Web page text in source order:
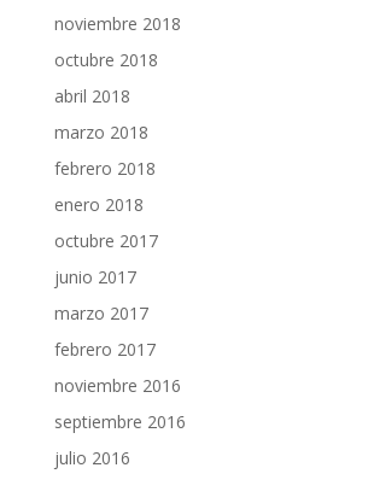
noviembre 2018
octubre 2018
abril 2018
marzo 2018
febrero 2018
enero 2018
octubre 2017
junio 2017
marzo 2017
febrero 2017
noviembre 2016
septiembre 2016
julio 2016